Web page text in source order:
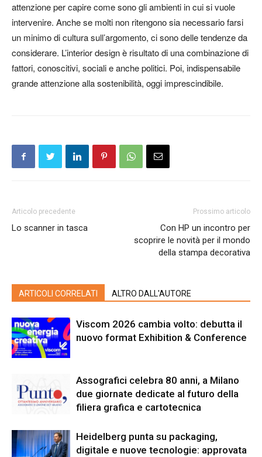
attenzione per capire come sono gli ambienti in cui si vuole
intervenire. Anche se molti non ritengono sia necessario farsi
un minimo di cultura sull’argomento, ci sono delle tendenze da
considerare. L’interior design è risultato di una combinazione di
fattori, conoscitivi, sociali e anche politici. Poi, indispensabile
grande attenzione alla sostenibilità, oggi imprescindibile.
Articolo precedente
Lo scanner in tasca
Prossimo articolo
Con HP un incontro per
scoprire le novità per il mondo
della stampa decorativa
ARTICOLI CORRELATI ALTRO DALL'AUTORE
Viscom 2026 cambia volto: debutta il
nuovo format Exhibition & Conference
Assografici celebra 80 anni, a Milano
due giornate dedicate al futuro della
filiera grafica e cartotecnica
Heidelberg punta su packaging,
digitale e nuove tecnologie: approvata